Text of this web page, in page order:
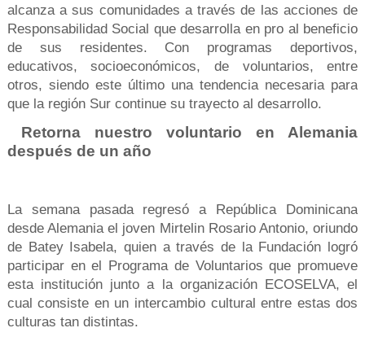
alcanza a sus comunidades a través de las acciones de
Responsabilidad Social que desarrolla en pro al beneficio
de sus residentes. Con programas deportivos,
educativos, socioeconómicos, de voluntarios, entre
otros, siendo este último una tendencia necesaria para
que la región Sur continue su trayecto al desarrollo.
Retorna nuestro voluntario en Alemania
después de un año
La semana pasada regresó a República Dominicana
desde Alemania el joven Mirtelin Rosario Antonio, oriundo
de Batey Isabela, quien a través de la Fundación logró
participar en el Programa de Voluntarios que promueve
esta institución junto a la organización ECOSELVA, el
cual consiste en un intercambio cultural entre estas dos
culturas tan distintas.